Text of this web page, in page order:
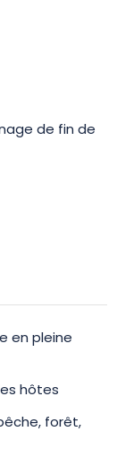
de fin de
en pleine
hôtes
forêt,